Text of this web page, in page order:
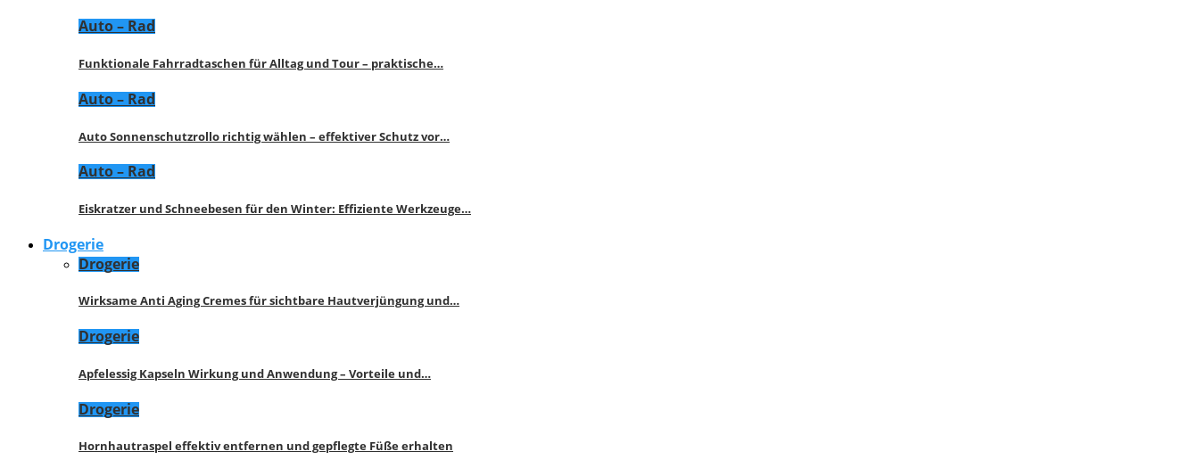
Auto – Rad
Funktionale Fahrradtaschen für Alltag und Tour – praktische…
Auto – Rad
Auto Sonnenschutzrollo richtig wählen – effektiver Schutz vor…
Auto – Rad
Eiskratzer und Schneebesen für den Winter: Effiziente Werkzeuge…
Drogerie
Drogerie
Wirksame Anti Aging Cremes für sichtbare Hautverjüngung und…
Drogerie
Apfelessig Kapseln Wirkung und Anwendung – Vorteile und…
Drogerie
Hornhautraspel effektiv entfernen und gepflegte Füße erhalten